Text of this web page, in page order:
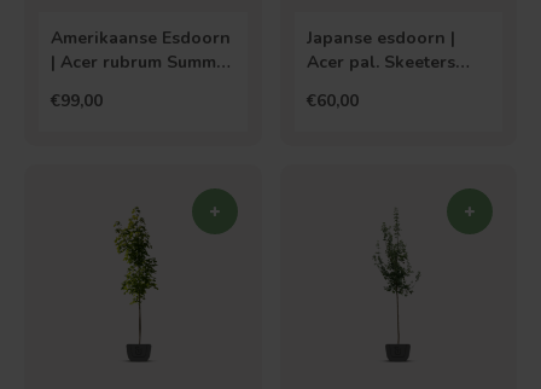
Amerikaanse Esdoorn
| Acer rubrum Summer
€99,00
Japanse esdoorn |
Acer pal. Skeeters
€60,00